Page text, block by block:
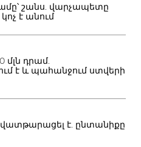
շանս. վարչապետը
է անում
մլն դրամ.
է և պահանջում ստվերի
վատթարացել է. ընտանիքը